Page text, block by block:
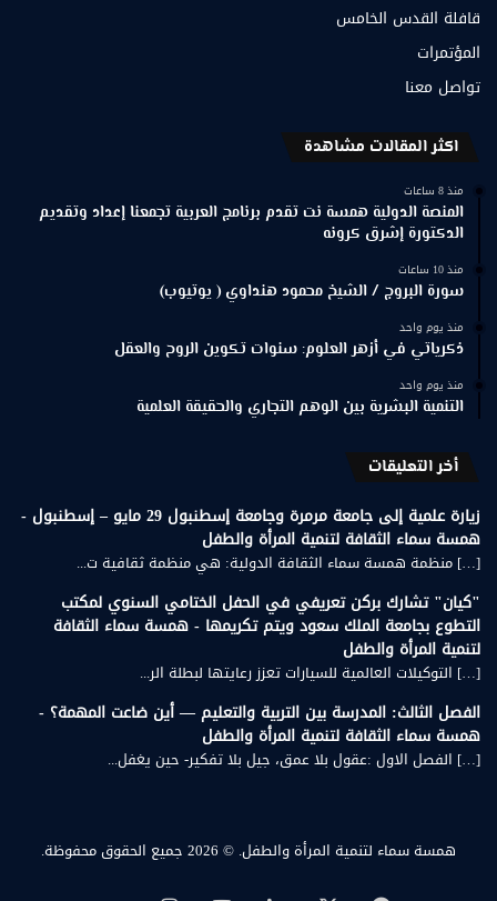
قافلة القدس الخامس
المؤتمرات
تواصل معنا
اكثر المقالات مشاهدة
منذ 8 ساعات
المنصة الدولية همسة نت تقدم برنامج العربية تجمعنا إعداد وتقديم
الدكتورة إشرق كرونه
منذ 10 ساعات
سورة البروج / الشيخ محمود هنداوي ( يوتيوب)
منذ يوم واحد
ذكرياتي في أزهر العلوم: سنوات تكوين الروح والعقل
منذ يوم واحد
التنمية البشرية بين الوهم التجاري والحقيقة العلمية
أخر التعليقات
زيارة علمية إلى جامعة مرمرة وجامعة إسطنبول 29 مايو – إسطنبول -
همسة سماء الثقافة لتنمية المرأة والطفل
[…] منظمة همسة سماء الثقافة الدولية: هي منظمة ثقافية ت...
"كيان" تشارك بركن تعريفي في الحفل الختامي السنوي لمكتب
التطوع بجامعة الملك سعود ويتم تكريمها - همسة سماء الثقافة
لتنمية المرأة والطفل
[…] التوكيلات العالمية للسيارات تعزز رعايتها لبطلة الر...
الفصل الثالث: المدرسة بين التربية والتعليم — أين ضاعت المهمة؟ -
همسة سماء الثقافة لتنمية المرأة والطفل
[…] الفصل الاول :عقول بلا عمق، جيل بلا تفكير- حين يغفل...
همسة سماء لتنمية المرأة والطفل. © 2026 جميع الحقوق محفوظة.